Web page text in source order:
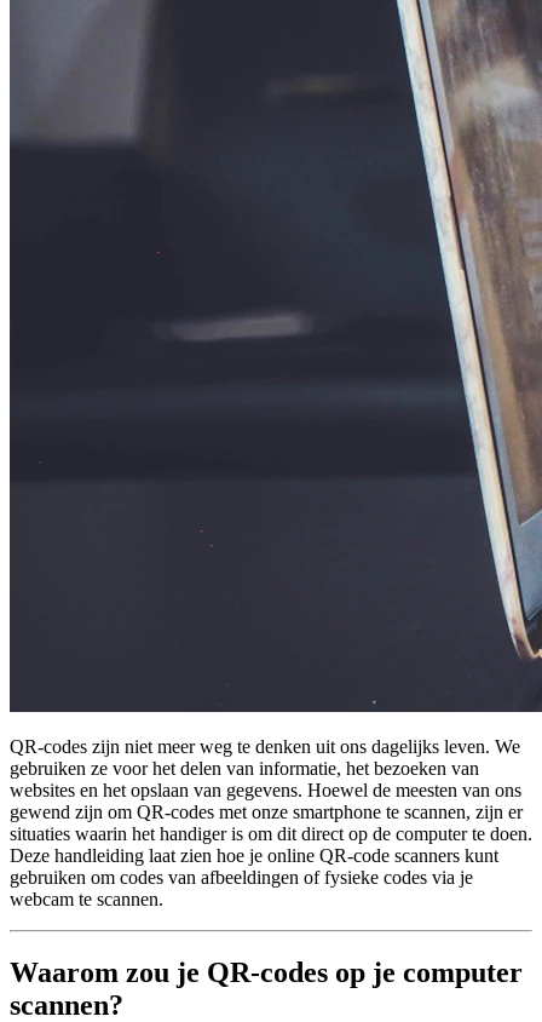
QR-codes zijn niet meer weg te denken uit ons dagelijks leven. We
gebruiken ze voor het delen van informatie, het bezoeken van
websites en het opslaan van gegevens. Hoewel de meesten van ons
gewend zijn om QR-codes met onze smartphone te scannen, zijn er
situaties waarin het handiger is om dit direct op de computer te doen.
Deze handleiding laat zien hoe je online QR-code scanners kunt
gebruiken om codes van afbeeldingen of fysieke codes via je
webcam te scannen.
Waarom zou je QR-codes op je computer
scannen?